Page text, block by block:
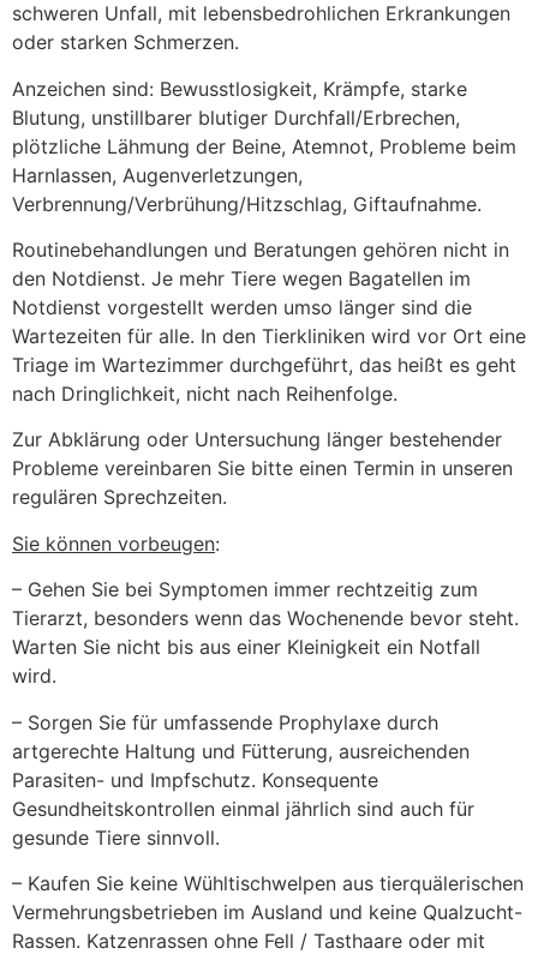
schweren Unfall, mit lebensbedrohlichen Erkrankungen
oder starken Schmerzen.
Anzeichen sind: Bewusstlosigkeit, Krämpfe, starke
Blutung, unstillbarer blutiger Durchfall/Erbrechen,
plötzliche Lähmung der Beine, Atemnot, Probleme beim
Harnlassen, Augenverletzungen,
Verbrennung/Verbrühung/Hitzschlag, Giftaufnahme.
Routinebehandlungen und Beratungen gehören nicht in
den Notdienst. Je mehr Tiere wegen Bagatellen im
Notdienst vorgestellt werden umso länger sind die
Wartezeiten für alle. In den Tierkliniken wird vor Ort eine
Triage im Wartezimmer durchgeführt, das heißt es geht
nach Dringlichkeit, nicht nach Reihenfolge.
Zur Abklärung oder Untersuchung länger bestehender
Probleme vereinbaren Sie bitte einen Termin in unseren
regulären Sprechzeiten.
Sie können vorbeugen:
– Gehen Sie bei Symptomen immer rechtzeitig zum
Tierarzt, besonders wenn das Wochenende bevor steht.
Warten Sie nicht bis aus einer Kleinigkeit ein Notfall
wird.
– Sorgen Sie für umfassende Prophylaxe durch
artgerechte Haltung und Fütterung, ausreichenden
Parasiten- und Impfschutz. Konsequente
Gesundheitskontrollen einmal jährlich sind auch für
gesunde Tiere sinnvoll.
– Kaufen Sie keine Wühltischwelpen aus tierquälerischen
Vermehrungsbetrieben im Ausland und keine Qualzucht-
Rassen. Katzenrassen ohne Fell / Tasthaare oder mit